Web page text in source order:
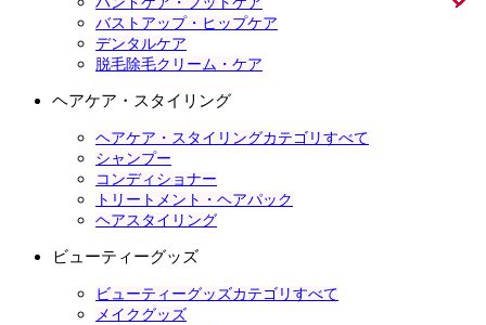
バストアップ・ヒップケア
デンタルケア
脱毛除毛クリーム・ケア
ヘアケア・スタイリング
ヘアケア・スタイリングカテゴリすべて
シャンプー
コンディショナー
トリートメント・ヘアパック
ヘアスタイリング
ビューティーグッズ
ビューティーグッズカテゴリすべて
メイクグッズ